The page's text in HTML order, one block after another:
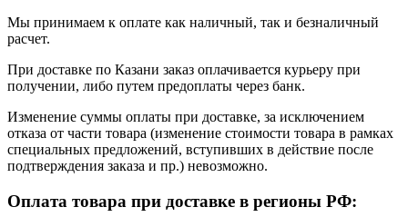
Мы принимаем к оплате как наличный, так и безналичный
расчет.
При доставке по Казани заказ оплачивается курьеру при
получении, либо путем предоплаты через банк.
Изменение суммы оплаты при доставке, за исключением
отказа от части товара (изменение стоимости товара в рамках
специальных предложений, вступивших в действие после
подтверждения заказа и пр.) невозможно.
Оплата товара при доставке в регионы РФ: